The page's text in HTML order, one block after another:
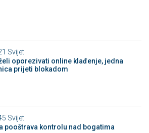
Svijet
oporezivati online klađenje, jedna
prijeti blokadom
Svijet
pooštrava kontrolu nad bogatima